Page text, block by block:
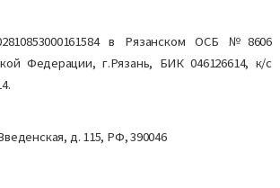
в Рязанском ОСБ №8606
Федерации, г.Рязань, БИК 046126614, к/с
д. 115, РФ, 390046